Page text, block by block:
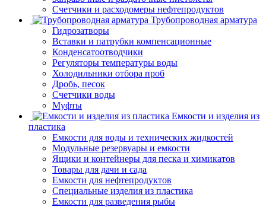
Счетчики и расходомеры нефтепродуктов
Трубопроводная арматура
Гидрозатворы
Вставки и патрубки компенсационные
Конденсатоотводчики
Регуляторы температуры воды
Холодильники отбора проб
Дробь, песок
Счетчики воды
Муфты
Емкости и изделия из
пластика
Емкости для воды и технических жидкостей
Модульные резервуары и емкости
Ящики и контейнеры для песка и химикатов
Товары для дачи и сада
Емкости для нефтепродуктов
Специальные изделия из пластика
Емкости для разведения рыбы